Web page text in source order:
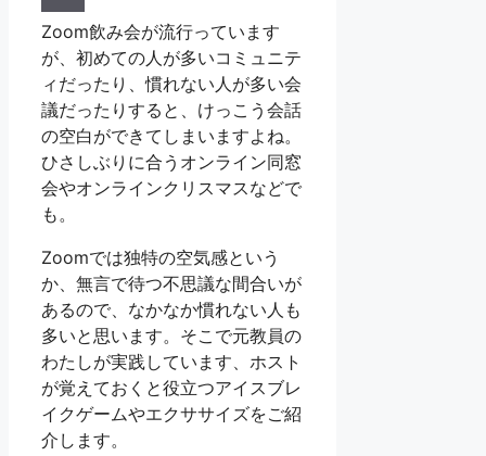
on
Zoom飲み会が流行っています
が、初めての人が多いコミュニテ
ィだったり、慣れない人が多い会
議だったりすると、けっこう会話
の空白ができてしまいますよね。
ひさしぶりに合うオンライン同窓
会やオンラインクリスマスなどで
も。
Zoomでは独特の空気感という
か、無言で待つ不思議な間合いが
あるので、なかなか慣れない人も
多いと思います。そこで元教員の
わたしが実践しています、ホスト
が覚えておくと役立つアイスブレ
イクゲームやエクササイズをご紹
介します。